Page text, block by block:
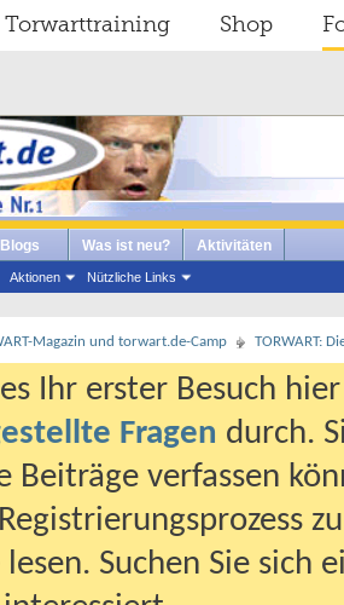
Torwarttraining Shop
Aktionen Nützliche Links
Blogs Was ist neu? Aktivitäten
Magazin und torwart.de-Camp TORWART:
Ihr erster Besuch
Fragen durch.
Beiträge verfassen
Suchen Sie sich